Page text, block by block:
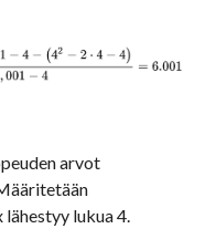
arvot
lähestyy lukua 4.